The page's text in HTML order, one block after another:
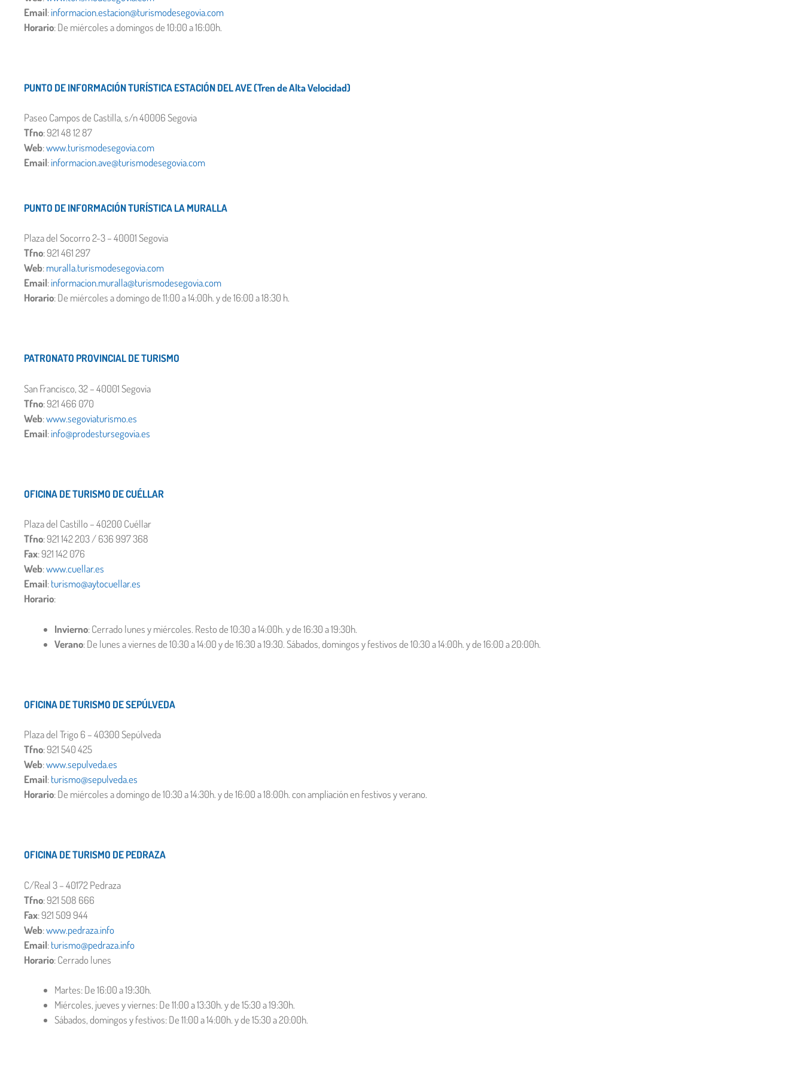
Email:informacion.estacion@turismodesegovia.com
Horario: De miércoles a domingos de 10:00 a 16:00h.
PUNTO DE INFORMACIÓN TURÍSTICA ESTACIÓN DEL AVE (Tren de Alta Velocidad)
Paseo Campos de Castilla, s/n 40006 Segovia
Tfno: 921 48 12 87
Web:www.turismodesegovia.com
Email:informacion.ave@turismodesegovia.com
PUNTO DE INFORMACIÓN TURÍSTICA LA MURALLA
Plaza del Socorro 2-3 – 40001 Segovia
Tfno: 921 461 297
Web:muralla.turismodesegovia.com
Email:informacion.muralla@turismodesegovia.com
Horario: De miércoles a domingo de 11:00 a 14:00h. y de 16:00 a 18:30 h.
PATRONATO PROVINCIAL DE TURISMO
San Francisco, 32 – 40001 Segovia
Tfno: 921 466 070
Web:www.segoviaturismo.es
Email:info@prodestursegovia.es
OFICINA DE TURISMO DE CUÉLLAR
Plaza del Castillo – 40200 Cuéllar
Tfno: 921 142 203 / 636 997 368
Fax: 921 142 076
Web:www.cuellar.es
Email:turismo@aytocuellar.es
Horario:
Invierno: Cerrado lunes y miércoles. Resto de 10:30 a 14:00h. y de 16:30 a 19:30h.
Verano: De lunes a viernes de 10:30 a 14:00 y de 16:30 a 19:30. Sábados, domingos y festivos de 10:30 a 14:00h. y de 16:00 a 20:00h.
OFICINA DE TURISMO DE SEPÚLVEDA
Plaza del Trigo 6 – 40300 Sepúlveda
Tfno: 921 540 425
Web:www.sepulveda.es
Email:turismo@sepulveda.es
Horario: De miércoles a domingo de 10:30 a 14:30h. y de 16:00 a 18:00h. con ampliación en festivos y verano.
OFICINA DE TURISMO DE PEDRAZA
C/Real 3 – 40172 Pedraza
Tfno: 921 508 666
Fax: 921 509 944
Web:www.pedraza.info
Email:turismo@pedraza.info
Horario: Cerrado lunes
Martes: De 16:00 a 19:30h.
Miércoles, jueves y viernes: De 11:00 a 13:30h. y de 15:30 a 19:30h.
Sábados, domingos y festivos: De 11:00 a 14:00h. y de 15:30 a 20:00h.